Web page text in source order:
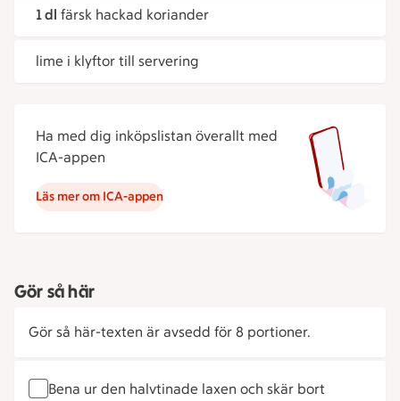
1 dl färsk hackad koriander
lime i klyftor till servering
Ha med dig inköpslistan överallt med
ICA-appen
Läs mer om ICA-appen
Gör så här
Gör så här-texten är avsedd för 8 portioner.
Bena ur den halvtinade laxen och skär bort